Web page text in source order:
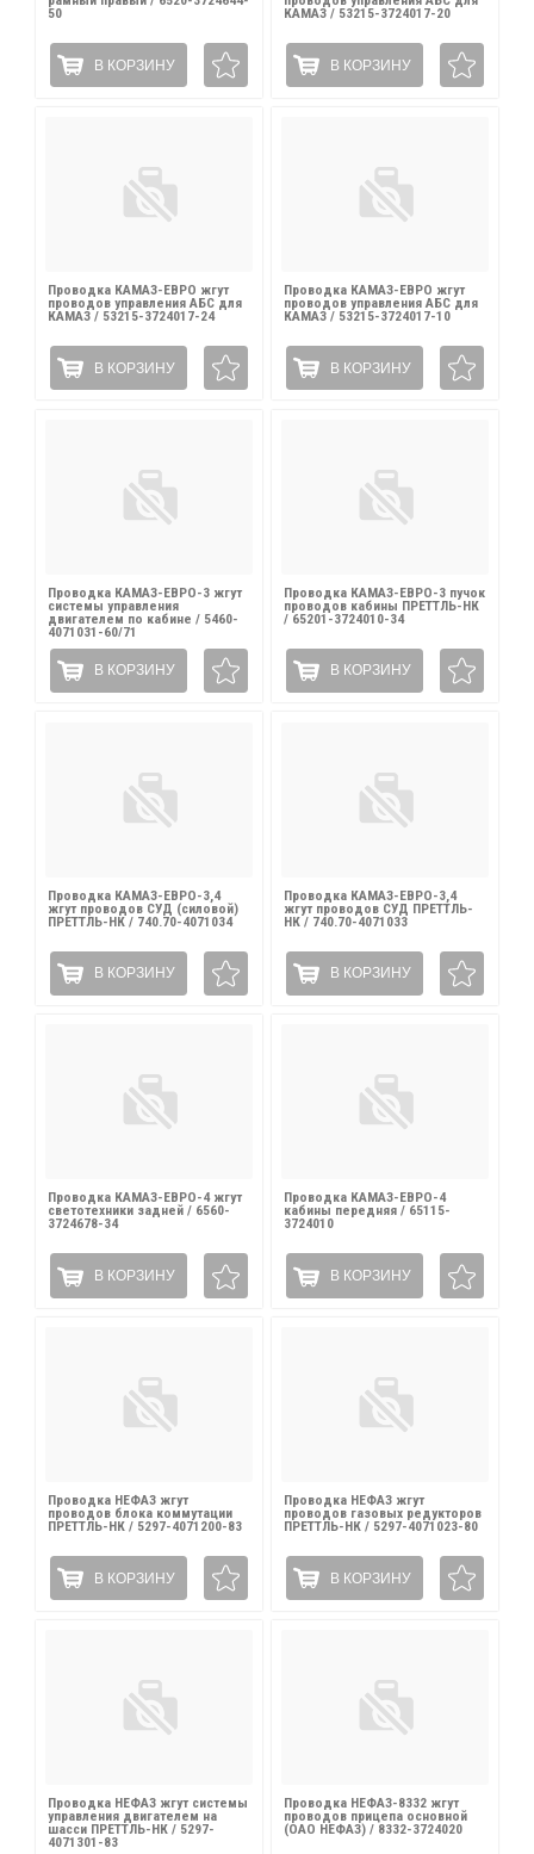
50
В КОРЗИНУ
КАМАЗ / 53215-3724017-20
В КОРЗИНУ
Проводка КАМАЗ-ЕВРО жгут
проводов управления АБС для
КАМАЗ / 53215-3724017-24
В КОРЗИНУ
Проводка КАМАЗ-ЕВРО жгут
проводов управления АБС для
КАМАЗ / 53215-3724017-10
В КОРЗИНУ
Проводка КАМАЗ-ЕВРО-3 жгут
системы управления
двигателем по кабине / 5460-
4071031-60/71
В КОРЗИНУ
Проводка КАМАЗ-ЕВРО-3 пучок
проводов кабины ПРЕТТЛЬ-НК
/ 65201-3724010-34
В КОРЗИНУ
Проводка КАМАЗ-ЕВРО-3,4
жгут проводов СУД (силовой)
ПРЕТТЛЬ-НК / 740.70-4071034
В КОРЗИНУ
Проводка КАМАЗ-ЕВРО-3,4
жгут проводов СУД ПРЕТТЛЬ-
НК / 740.70-4071033
В КОРЗИНУ
Проводка КАМАЗ-ЕВРО-4 жгут
светотехники задней / 6560-
3724678-34
В КОРЗИНУ
Проводка КАМАЗ-ЕВРО-4
кабины передняя / 65115-
3724010
В КОРЗИНУ
Проводка НЕФАЗ жгут
проводов блока коммутации
ПРЕТТЛЬ-НК / 5297-4071200-83
В КОРЗИНУ
Проводка НЕФАЗ жгут
проводов газовых редукторов
ПРЕТТЛЬ-НК / 5297-4071023-80
В КОРЗИНУ
Проводка НЕФАЗ жгут системы
управления двигателем на
шасси ПРЕТТЛЬ-НК / 5297-
4071301-83
Проводка НЕФАЗ-8332 жгут
проводов прицепа основной
(ОАО НЕФАЗ) / 8332-3724020